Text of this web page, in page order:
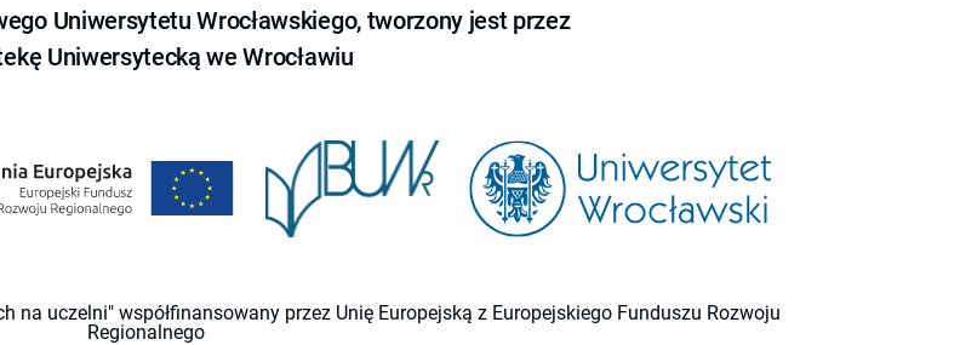
Uniwersytetu Wrocławskiego, tworzony jest przez
Uniwersytecką we Wrocławiu
uczelni" współfinansowany przez Unię Europejską z Europejskiego Funduszu Rozwoju
Regionalnego